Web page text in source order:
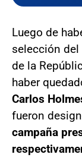
Luego de
selección
de la
haber
Carlos
fueron
campaña